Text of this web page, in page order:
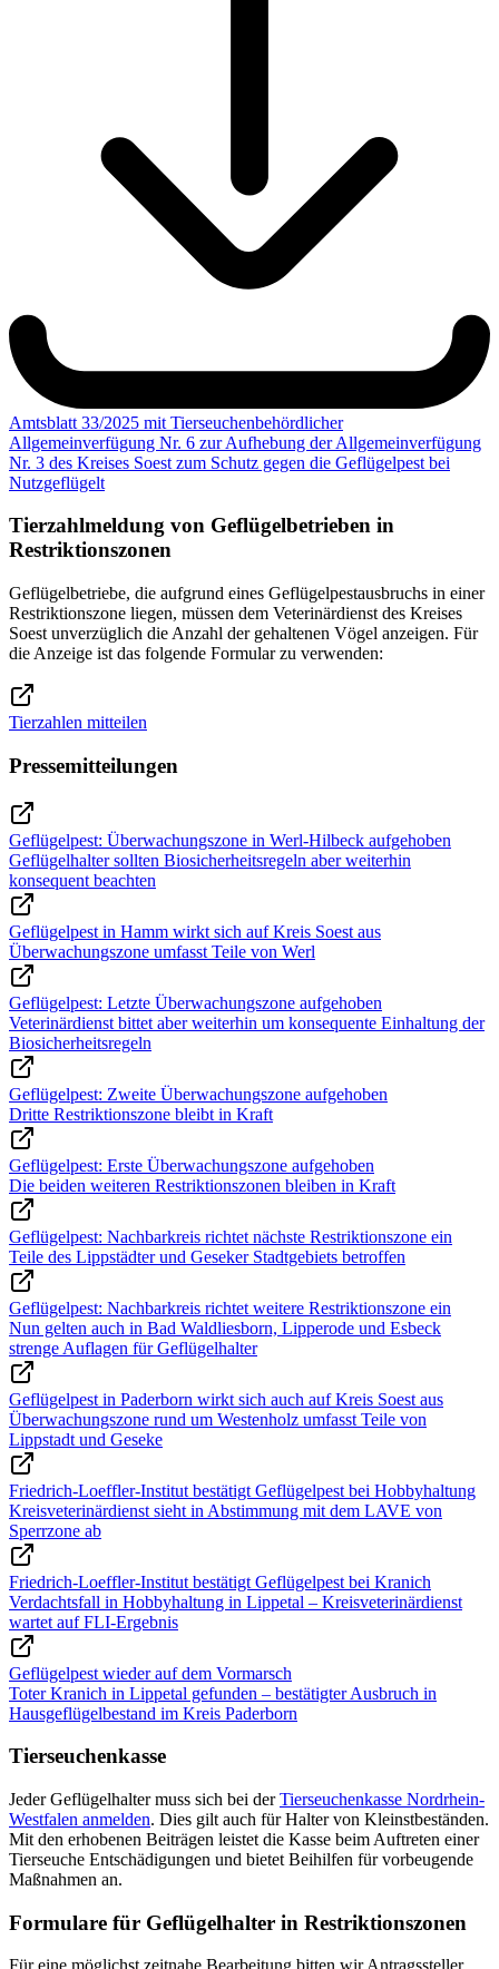
Amtsblatt 33/2025 mit Tierseuchenbehördlicher
Allgemeinverfügung Nr. 6 zur Aufhebung der Allgemeinverfügung
Nr. 3 des Kreises Soest zum Schutz gegen die Geflügelpest bei
Nutzgeflügelt
Tierzahlmeldung von Geflügelbetrieben in
Restriktionszonen
Geflügelbetriebe, die aufgrund eines Geflügelpestausbruchs in einer
Restriktionszone liegen, müssen dem Veterinärdienst des Kreises
Soest unverzüglich die Anzahl der gehaltenen Vögel anzeigen. Für
die Anzeige ist das folgende Formular zu verwenden:
Tierzahlen mitteilen
Pressemitteilungen
Geflügelpest: Überwachungszone in Werl-Hilbeck aufgehoben
Geflügelhalter sollten Biosicherheitsregeln aber weiterhin
konsequent beachten
Geflügelpest in Hamm wirkt sich auf Kreis Soest aus
Überwachungszone umfasst Teile von Werl
Geflügelpest: Letzte Überwachungszone aufgehoben
Veterinärdienst bittet aber weiterhin um konsequente Einhaltung der
Biosicherheitsregeln
Geflügelpest: Zweite Überwachungszone aufgehoben
Dritte Restriktionszone bleibt in Kraft
Geflügelpest: Erste Überwachungszone aufgehoben
Die beiden weiteren Restriktionszonen bleiben in Kraft
Geflügelpest: Nachbarkreis richtet nächste Restriktionszone ein
Teile des Lippstädter und Geseker Stadtgebiets betroffen
Geflügelpest: Nachbarkreis richtet weitere Restriktionszone ein
Nun gelten auch in Bad Waldliesborn, Lipperode und Esbeck
strenge Auflagen für Geflügelhalter
Geflügelpest in Paderborn wirkt sich auch auf Kreis Soest aus
Überwachungszone rund um Westenholz umfasst Teile von
Lippstadt und Geseke
Friedrich-Loeffler-Institut bestätigt Geflügelpest bei Hobbyhaltung
Kreisveterinärdienst sieht in Abstimmung mit dem LAVE von
Sperrzone ab
Friedrich-Loeffler-Institut bestätigt Geflügelpest bei Kranich
Verdachtsfall in Hobbyhaltung in Lippetal – Kreisveterinärdienst
wartet auf FLI-Ergebnis
Geflügelpest wieder auf dem Vormarsch
Toter Kranich in Lippetal gefunden – bestätigter Ausbruch in
Hausgeflügelbestand im Kreis Paderborn
Tierseuchenkasse
Jeder Geflügelhalter muss sich bei derTierseuchenkasse Nordrhein-
Westfalen anmelden. Dies gilt auch für Halter von Kleinstbeständen.
Mit den erhobenen Beiträgen leistet die Kasse beim Auftreten einer
Tierseuche Entschädigungen und bietet Beihilfen für vorbeugende
Maßnahmen an.
Formulare für Geflügelhalter in Restriktionszonen